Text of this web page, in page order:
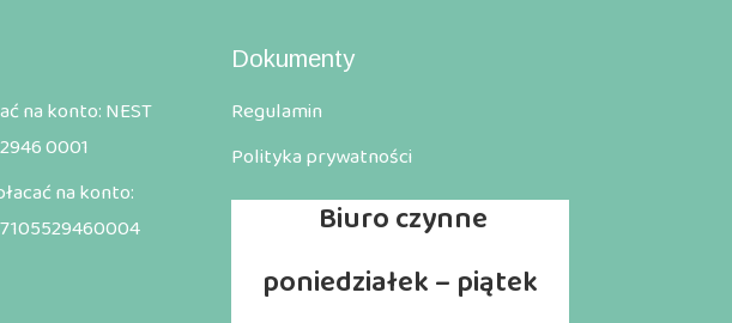
na konto: NEST
0001
na konto:
Dokumenty
Regulamin
Polityka prywatności
Biuroczynne
poniedziałek – piątek